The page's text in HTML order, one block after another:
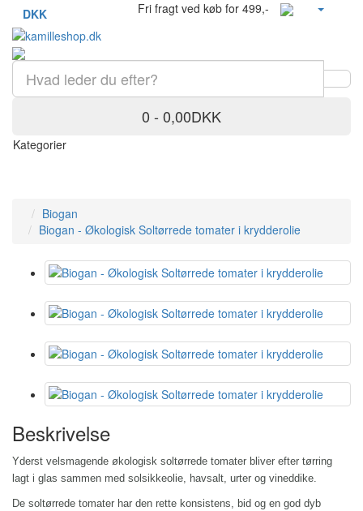
DKK Fri fragt ved køb for 499,-
0 - 0,00DKK
Kategorier
Biogan
Biogan - Økologisk Soltørrede tomater i krydderolie
Beskrivelse
Yderst velsmagende økologisk soltørrede tomater bliver efter tørring
lagt i glas sammen med solsikkeolie, havsalt, urter og vineddike.
De soltørrede tomater har den rette konsistens, bid og en god dyb